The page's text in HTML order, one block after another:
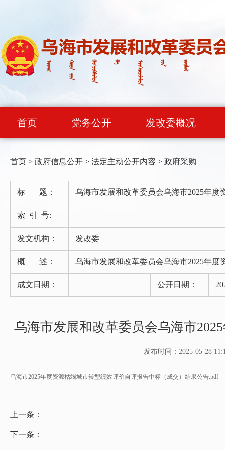
首页 党务公开 发改委概况
首页 > 政府信息公开 > 法定主动公开内容 > 政府采购
标 题： 乌海市发展和改革委员会乌海市2025年
索 引 号:
发文机构： 发改委
概 述： 乌海市发展和改革委员会乌海市2025年
成文日期： 公开日期：
乌海市发展和改革委员会乌海市
发布时间：2025-05-28
乌海市2025年度资源枯竭城市转型绩效评价自评报告中标（成交）结果公告.pdf
上一条：
下一条：